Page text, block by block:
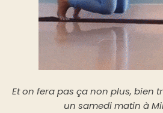
Et on fera pas ça non plus, bien
un samedi matin à